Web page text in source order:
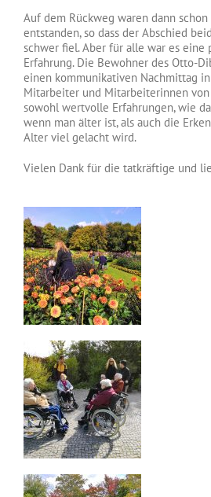
Auf dem Rückweg waren dann
entstanden, so dass der Abschied
schwer fiel. Aber für alle war es eine
Erfahrung. Die Bewohner des Otto-
einen kommunikativen Nachmittag
Mitarbeiter und Mitarbeiterinnen
sowohl wertvolle Erfahrungen, wie
wenn man älter ist, als auch die
Alter viel gelacht wird.
Vielen Dank für die tatkräftige und